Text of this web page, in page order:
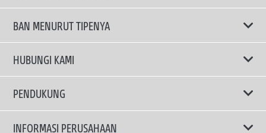
BAN MENURUT TIPENYA
Ban ENLITEN
Ban Performa
Ban Touring
HUBUNGI KAMI
Email Kami
PENDUKUNG
Privacy Policy
INFORMASI PERUSAHAAN